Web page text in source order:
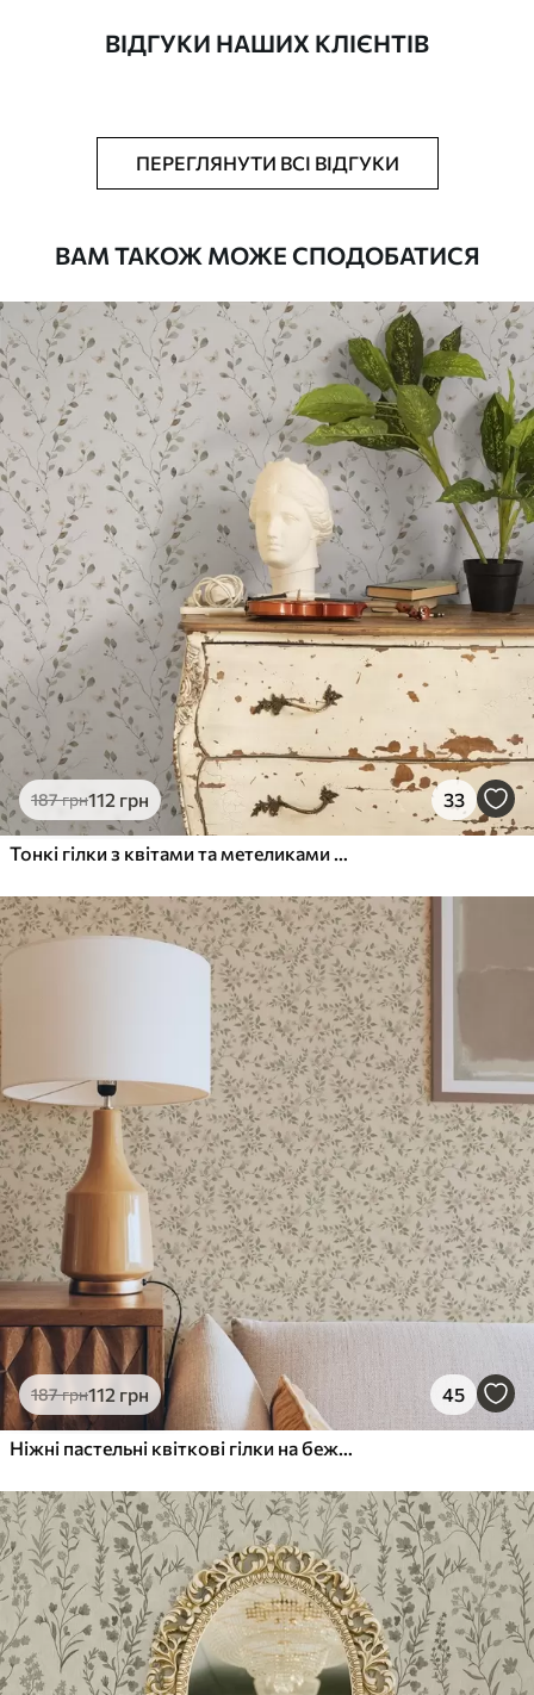
Номер артикулу a00003
Виробництво
Друк на замовлення, постачається
рулонами до 50 см завширшки
Додатково
Можна додати покриття лаком та/або
клей для шпалер
Очищення
Обережно очищайте м’якою губкою.
Шпалери з покриттям лаком можна
мити водою
Як клеїти? Наклеювання встик
Наші матеріали
Стандарт
748449 грн/м²
Преміум
983 590 грн/м²
Преміум Вініл
1133 грн /м²
ВІДГУКИ НАШИХ КЛІЄНТІВ
ПЕРЕГЛЯНУТИ ВСІ ВІДГУКИ
ВАМ ТАКОЖ МОЖЕ СПОДОБАТИСЯ
187грн112 грн 33
Тонкі гілки з квітами та метеликами на білому тлі
187грн112 грн 45
Ніжні пастельні квіткові гілки на бежевому тлі